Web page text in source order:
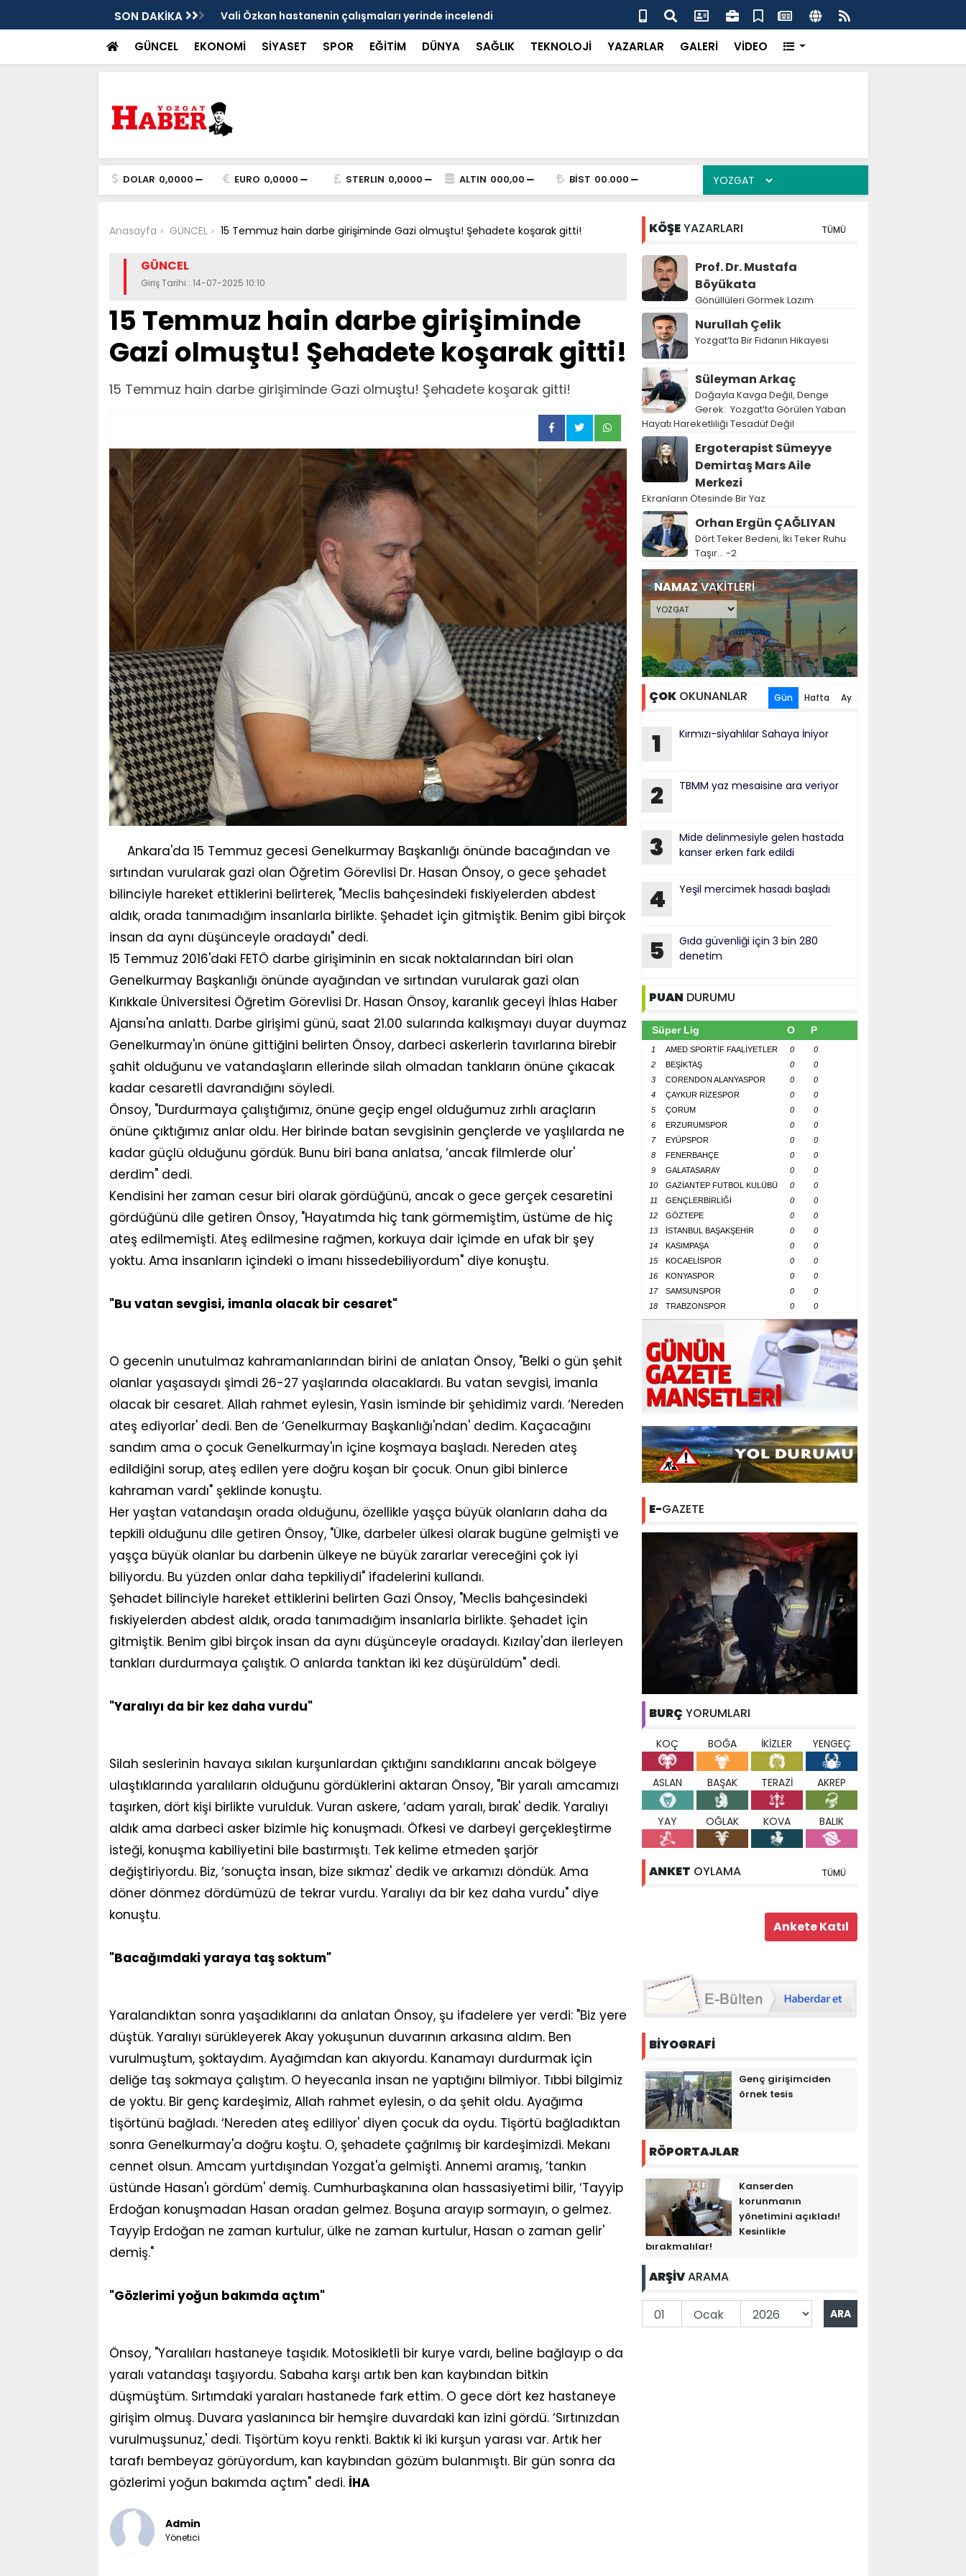
SON DAKİKA Vali Özkan hastanenin çalışmaları yerinde incelendi Karaarslan'dan UMKE'ye övgü
GÜNCEL EKONOMİ SİYASET SPOR EĞİTİM DÜNYA SAĞLIK TEKNOLOJİ YAZARLAR GALERİ VİDEO
DOLAR 0,0000 EURO 0,0000 STERLIN 0,0000 ALTIN 000,00 BİST 00.000
Anasayfa GÜNCEL 15 Temmuz hain darbe girişiminde Gazi olmuştu! Şehadete koşarak gitti!
GÜNCEL
Giriş Tarihi : 14-07-2025 10:10
15 Temmuz hain darbe girişiminde
Gazi olmuştu! Şehadete koşarak gitti!
15 Temmuz hain darbe girişiminde Gazi olmuştu! Şehadete koşarak gitti!
Ankara'da 15 Temmuz gecesi Genelkurmay Başkanlığı önünde bacağından ve
sırtından vurularak gazi olan Öğretim Görevlisi Dr. Hasan Önsoy, o gece şehadet
bilinciyle hareket ettiklerini belirterek, "Meclis bahçesindeki fıskiyelerden abdest
aldık, orada tanımadığım insanlarla birlikte. Şehadet için gitmiştik. Benim gibi birçok
insan da aynı düşünceyle oradaydı" dedi.
15 Temmuz 2016'daki FETÖ darbe girişiminin en sıcak noktalarından biri olan
Genelkurmay Başkanlığı önünde ayağından ve sırtından vurularak gazi olan
Kırıkkale Üniversitesi Öğretim Görevlisi Dr. Hasan Önsoy, karanlık geceyi İhlas Haber
Ajansı'na anlattı. Darbe girişimi günü, saat 21.00 sularında kalkışmayı duyar duymaz
Genelkurmay'ın önüne gittiğini belirten Önsoy, darbeci askerlerin tavırlarına birebir
şahit olduğunu ve vatandaşların ellerinde silah olmadan tankların önüne çıkacak
kadar cesaretli davrandığını söyledi.
Önsoy, "Durdurmaya çalıştığımız, önüne geçip engel olduğumuz zırhlı araçların
önüne çıktığımız anlar oldu. Her birinde batan sevgisinin gençlerde ve yaşlılarda ne
kadar güçlü olduğunu gördük. Bunu biri bana anlatsa, ‘ancak filmlerde olur'
derdim" dedi.
Kendisini her zaman cesur biri olarak gördüğünü, ancak o gece gerçek cesaretini
gördüğünü dile getiren Önsoy, "Hayatımda hiç tank görmemiştim, üstüme de hiç
ateş edilmemişti. Ateş edilmesine rağmen, korkuya dair içimde en ufak bir şey
yoktu. Ama insanların içindeki o imanı hissedebiliyordum" diye konuştu.
"Bu vatan sevgisi, imanla olacak bir cesaret"
O gecenin unutulmaz kahramanlarından birini de anlatan Önsoy, "Belki o gün şehit
olanlar yaşasaydı şimdi 26-27 yaşlarında olacaklardı. Bu vatan sevgisi, imanla
olacak bir cesaret. Allah rahmet eylesin, Yasin isminde bir şehidimiz vardı. ‘Nereden
ateş ediyorlar' dedi. Ben de ‘Genelkurmay Başkanlığı'ndan' dedim. Kaçacağını
sandım ama o çocuk Genelkurmay'ın içine koşmaya başladı. Nereden ateş
edildiğini sorup, ateş edilen yere doğru koşan bir çocuk. Onun gibi binlerce
kahraman vardı" şeklinde konuştu.
Her yaştan vatandaşın orada olduğunu, özellikle yaşça büyük olanların daha da
tepkili olduğunu dile getiren Önsoy, "Ülke, darbeler ülkesi olarak bugüne gelmişti ve
yaşça büyük olanlar bu darbenin ülkeye ne büyük zararlar vereceğini çok iyi
biliyordu. Bu yüzden onlar daha tepkiliydi" ifadelerini kullandı.
Şehadet bilinciyle hareket ettiklerini belirten Gazi Önsoy, "Meclis bahçesindeki
fıskiyelerden abdest aldık, orada tanımadığım insanlarla birlikte. Şehadet için
gitmiştik. Benim gibi birçok insan da aynı düşünceyle oradaydı. Kızılay'dan ilerleyen
tankları durdurmaya çalıştık. O anlarda tanktan iki kez düşürüldüm" dedi.
"Yaralıyı da bir kez daha vurdu"
Silah seslerinin havaya sıkılan kurşunlardan çıktığını sandıklarını ancak bölgeye
ulaştıklarında yaralıların olduğunu gördüklerini aktaran Önsoy, "Bir yaralı amcamızı
taşırken, dört kişi birlikte vurulduk. Vuran askere, ‘adam yaralı, bırak' dedik. Yaralıyı
aldık ama darbeci asker bizimle hiç konuşmadı. Öfkesi ve darbeyi gerçekleştirme
isteği, konuşma kabiliyetini bile bastırmıştı. Tek kelime etmeden şarjör
değiştiriyordu. Biz, ‘sonuçta insan, bize sıkmaz' dedik ve arkamızı döndük. Ama
döner dönmez dördümüzü de tekrar vurdu. Yaralıyı da bir kez daha vurdu" diye
konuştu.
"Bacağımdaki yaraya taş soktum"
Yaralandıktan sonra yaşadıklarını da anlatan Önsoy, şu ifadelere yer verdi: "Biz yere
düştük. Yaralıyı sürükleyerek Akay yokuşunun duvarının arkasına aldım. Ben
vurulmuştum, şoktaydım. Ayağımdan kan akıyordu. Kanamayı durdurmak için
deliğe taş sokmaya çalıştım. O heyecanla insan ne yaptığını bilmiyor. Tıbbi bilgimiz
de yoktu. Bir genç kardeşimiz, Allah rahmet eylesin, o da şehit oldu. Ayağıma
tişörtünü bağladı. ‘Nereden ateş ediliyor' diyen çocuk da oydu. Tişörtü bağladıktan
sonra Genelkurmay'a doğru koştu. O, şehadete çağrılmış bir kardeşimizdi. Mekanı
cennet olsun. Amcam yurtdışından Yozgat'a gelmişti. Annemi aramış, ‘tankın
üstünde Hasan'ı gördüm' demiş. Cumhurbaşkanına olan hassasiyetimi bilir, ‘Tayyip
Erdoğan konuşmadan Hasan oradan gelmez. Boşuna arayıp sormayın, o gelmez.
Tayyip Erdoğan ne zaman kurtulur, ülke ne zaman kurtulur, Hasan o zaman gelir'
demiş."
"Gözlerimi yoğun bakımda açtım"
Önsoy, "Yaralıları hastaneye taşıdık. Motosikletli bir kurye vardı, beline bağlayıp o da
yaralı vatandaşı taşıyordu. Sabaha karşı artık ben kan kaybından bitkin
düşmüştüm. Sırtımdaki yaraları hastanede fark ettim. O gece dört kez hastaneye
girişim olmuş. Duvara yaslanınca bir hemşire duvardaki kan izini gördü. ‘Sırtınızdan
vurulmuşsunuz,' dedi. Tişörtüm koyu renkti. Baktık ki iki kurşun yarası var. Artık her
tarafı bembeyaz görüyordum, kan kaybından gözüm bulanmıştı. Bir gün sonra da
gözlerimi yoğun bakımda açtım" dedi. İHA
Admin
Yönetici
KÖŞEYAZARLARI TÜMÜ
Prof. Dr. Mustafa
Böyükata
Gönüllüleri Görmek Lazım
Nurullah Çelik
Yozgat’ta Bir Fidanın Hikayesi
Süleyman Arkaç
Doğayla Kavga Değil, Denge
Gerek: Yozgat’ta Görülen Yaban
Hayatı Hareketliliği Tesadüf Değil
Ergoterapist Sümeyye
Demirtaş Mars Aile
Merkezi
Ekranların Ötesinde Bir Yaz
Orhan Ergün ÇAĞLIYAN
Dört Teker Bedeni, İki Teker Ruhu
Taşır… -2
NAMAZVAKİTLERİ
ÇOKOKUNANLAR Gün Hafta Ay
1 Kırmızı-siyahlılar Sahaya İniyor
2 TBMM yaz mesaisine ara veriyor
3
Mide delinmesiyle gelen hastada
kanser erken fark edildi
4 Yeşil mercimek hasadı başladı
5
Gıda güvenliği için 3 bin 280
denetim
PUAN DURUMU
Süper Lig O P
1 AMED SPORTİF FAALİYETLER 0
0
2
BEŞİKTAŞ 0
0
3
CORENDON ALANYASPOR 0
0
4
ÇAYKUR RİZESPOR 0
0
5
ÇORUM 0
0
6
ERZURUMSPOR 0
0
7
EYÜPSPOR 0
0
8
FENERBAHÇE 0
0
9
GALATASARAY 0
0
10
GAZİANTEP FUTBOL KULÜBÜ 0
0
11
GENÇLERBİRLİĞİ 0
0
12
GÖZTEPE 0
0
13
İSTANBUL BAŞAKŞEHİR 0
0
14
KASIMPAŞA 0
0
15
KOCAELİSPOR 0
0
16
KONYASPOR 0
0
17
SAMSUNSPOR 0
0
18
TRABZONSPOR 0 0
E-GAZETE
BURÇ YORUMLARI
KOÇ BOĞA İKİZLER YENGEÇ
ASLAN BAŞAK TERAZİ AKREP
YAY OĞLAK KOVA BALIK
ANKET OYLAMA TÜMÜ
BİYOGRAFİ
Genç girişimciden
örnek tesis
RÖPORTAJLAR
Kanserden
korunmanın
yönetimini açıkladı!
Kesinlikle
bırakmalılar!
ARŞİVARAMA